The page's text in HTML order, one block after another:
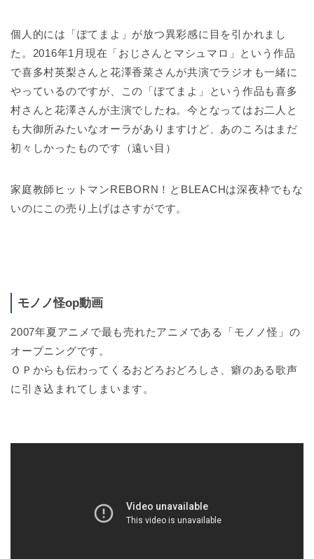
個人的には「ぽてまよ」が放つ異彩感に目を引かれまし
た。2016年1月現在「おじさんとマシュマロ」という作品
で喜多村英梨さんと花澤香菜さんが共演でラジオも一緒に
やっているのですが、この「ぽてまよ」という作品も喜多
村さんと花澤さんが主演でしたね。今となってはお二人と
も大御所みたいなオーラがありますけど、あのころはまだ
初々しかったものです（遠い目）
家庭教師ヒットマンREBORN！とBLEACHは深夜枠でもな
いのにこの売り上げはさすがです。
モノノ怪op動画
2007年夏アニメで最も売れたアニメである「モノノ怪」の
オープニングです。
ＯＰからも伝わってくるおどろおどろしさ、癖のある歌声
に引き込まれてしまいます。